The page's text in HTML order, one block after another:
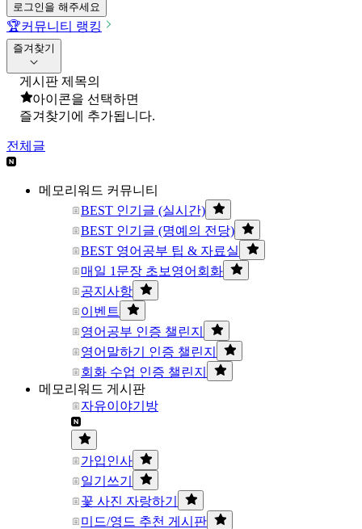
로그인을 해주세요
🏆커뮤니티 랭킹
즐겨찾기
게시판 제목의
아이콘을 선택하면
즐겨찾기에 추가됩니다.
전체글
메모리워드 커뮤니티
BEST 인기글 (실시간)
BEST 인기글 (명예의 전당)
BEST 영어공부 팁 & 자료실
매일 1문장 초보영어회화
공지사항
이벤트
영어공부 인증 챌린지
영어말하기 인증 챌린지
회화 수업 인증 챌린지
메모리워드 게시판
자유이야기방
가입인사
일기쓰기
꽃 사진 자랑하기
미드/영드 추천 게시판